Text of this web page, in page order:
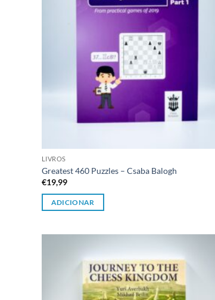
LIVROS
Greatest 460 Puzzles – Csaba Balogh
€19,99
ADICIONAR